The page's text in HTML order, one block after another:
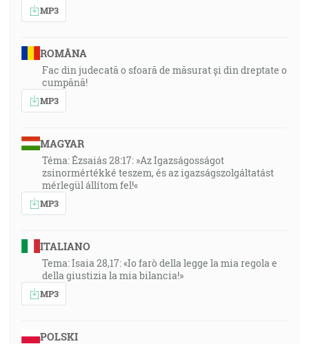
MP3
ROMÂNA
Fac din judecată o sfoară de măsurat și din dreptate o
cumpănă!
MP3
MAGYAR
Téma: Ézsaiás 28:17: »Az Igazságosságot
zsinormértékké teszem, és az igazságszolgáltatást
mérlegül állítom fel!«
MP3
ITALIANO
Tema: Isaia 28,17: «Io farò della legge la mia regola e
della giustizia la mia bilancia!»
MP3
POLSKI